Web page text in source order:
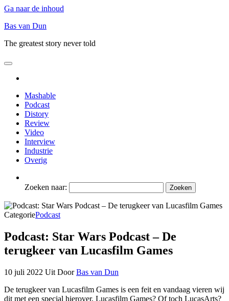
Ga naar de inhoud
Bas van Dun
The greatest story never told
Mashable
Podcast
Distory
Review
Video
Interview
Industrie
Overig
Zoeken naar:
CategoriePodcast
Podcast: Star Wars Podcast – De
terugkeer van Lucasfilm Games
10 juli 2022 Uit Door Bas van Dun
De terugkeer van Lucasfilm Games is een feit en vandaag vieren wij
dit met een special hierover. Lucasfilm Games? Of toch LucasArts?